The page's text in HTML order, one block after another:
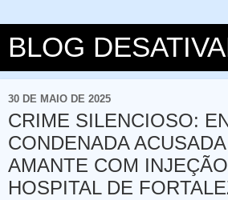
BLOG
30 DE MAIO DE 2025
CRIME SILENCIOSO:
CONDENADA
AMANTE COM
HOSPITAL DE